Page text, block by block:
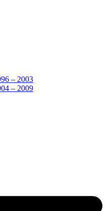
– 2003
– 2009